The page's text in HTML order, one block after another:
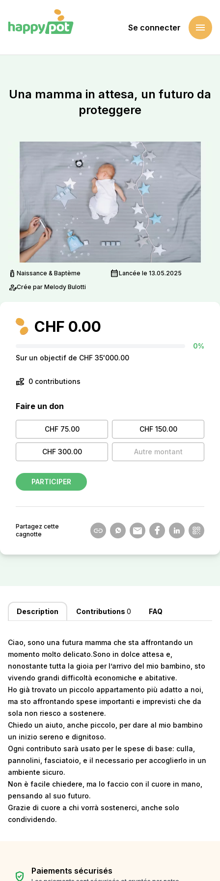
Se connecter menu
Una mamma in attesa, un futuro da
proteggere
pediatrics Naissance & Baptème calendar_monthLancée le 13.05.2025
person_editCrée par Melody Bulotti
CHF 0.00
0%
Sur un objectif de CHF 35'000.00
volunteer_activism 0 contributions
Faire un don
CHF 75.00 CHF 150.00
CHF 300.00 Autre montant
PARTICIPER
Partagez cette
cagnotte
Description Contributions 0 FAQ
Ciao, sono una futura mamma che sta affrontando un
momento molto delicato.Sono in dolce attesa e,
nonostante tutta la gioia per l’arrivo del mio bambino, sto
vivendo grandi difficoltà economiche e abitative.
Ho già trovato un piccolo appartamento più adatto a noi,
ma sto affrontando spese importanti e imprevisti che da
sola non riesco a sostenere.
Chiedo un aiuto, anche piccolo, per dare al mio bambino
un inizio sereno e dignitoso.
Ogni contributo sarà usato per le spese di base: culla,
pannolini, fasciatoio, e il necessario per accoglierlo in un
ambiente sicuro.
Non è facile chiedere, ma lo faccio con il cuore in mano,
pensando al suo futuro.
Grazie di cuore a chi vorrà sostenerci, anche solo
condividendo.
verified_user Paiements sécurisés